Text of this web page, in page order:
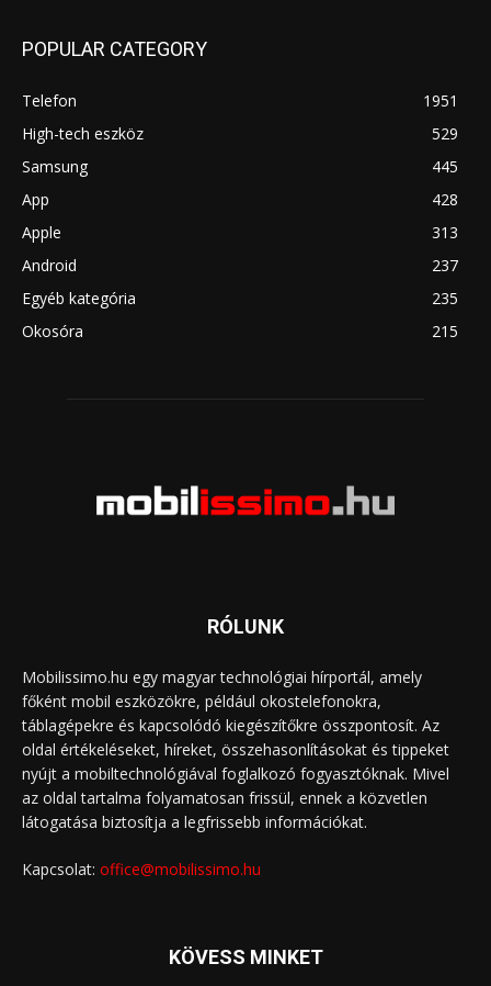
POPULAR CATEGORY
Telefon
1951
High-tech eszköz
529
Samsung
445
App
428
Apple
313
Android
237
Egyéb kategória
235
Okosóra
215
RÓLUNK
Mobilissimo.hu egy magyar technológiai hírportál, amely
főként mobil eszközökre, például okostelefonokra,
táblagépekre és kapcsolódó kiegészítőkre összpontosít. Az
oldal értékeléseket, híreket, összehasonlításokat és tippeket
nyújt a mobiltechnológiával foglalkozó fogyasztóknak. Mivel
az oldal tartalma folyamatosan frissül, ennek a közvetlen
látogatása biztosítja a legfrissebb információkat.
Kapcsolat: office@mobilissimo.hu
KÖVESS MINKET